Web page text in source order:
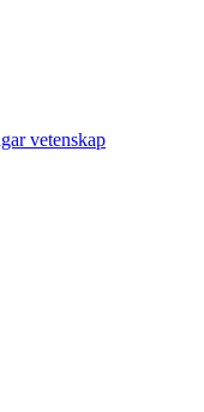
vetenskap